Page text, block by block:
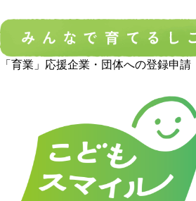
「育業」応援企業・団体への登録申請